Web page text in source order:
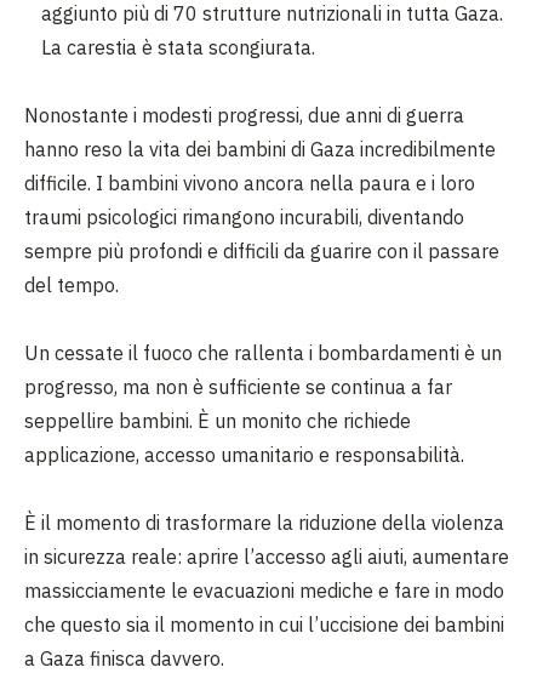
aggiunto più di 70 strutture nutrizionali in tutta Gaza.
La carestia è stata scongiurata.
Nonostante i modesti progressi, due anni di guerra
hanno reso la vita dei bambini di Gaza incredibilmente
difficile. I bambini vivono ancora nella paura e i loro
traumi psicologici rimangono incurabili, diventando
sempre più profondi e difficili da guarire con il passare
del tempo.
Un cessate il fuoco che rallenta i bombardamenti è un
progresso, ma non è sufficiente se continua a far
seppellire bambini. È un monito che richiede
applicazione, accesso umanitario e responsabilità.
È il momento di trasformare la riduzione della violenza
in sicurezza reale: aprire l’accesso agli aiuti, aumentare
massicciamente le evacuazioni mediche e fare in modo
che questo sia il momento in cui l’uccisione dei bambini
a Gaza finisca davvero.